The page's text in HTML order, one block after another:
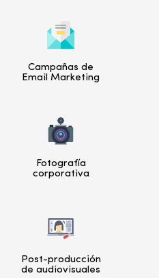
Campañas de
Email Marketing
Fotografía
corporativa
Post-producción
de audiovisuales